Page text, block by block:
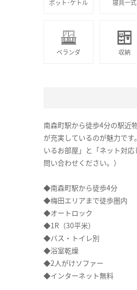
ポット･ケトル 寝具一式
ベランダ 収納
南森町駅から徒歩4分の駅近
が充実しているのが魅力で
いるお部屋」と「ネット対
問い合わせください。）
◆南森町駅から徒歩4分
◆梅田エリアまで徒歩圏内
◆オートロック
◆1R（30平米）
◆バス・トイレ別
◆浴室乾燥
◆2人がけソファー
◆インターネット無料